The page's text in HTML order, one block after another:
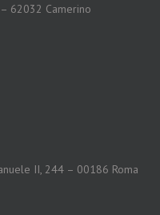
62032 Camerino
II, 244 – 00186 Roma